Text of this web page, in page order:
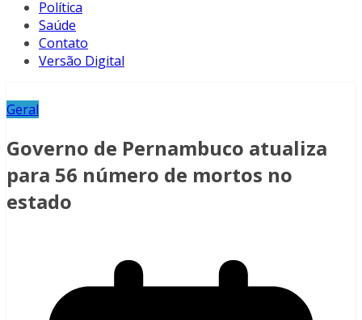
Política
Saúde
Contato
Versão Digital
Geral
Governo de Pernambuco atualiza
para 56 número de mortos no
estado